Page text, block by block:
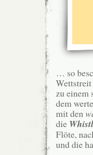
… so
zu einem
dem
mit den
die
Flöte,
und die